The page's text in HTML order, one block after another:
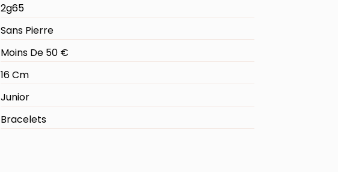
2g65
Sans Pierre
Moins De 50 €
16 Cm
Junior
Bracelets